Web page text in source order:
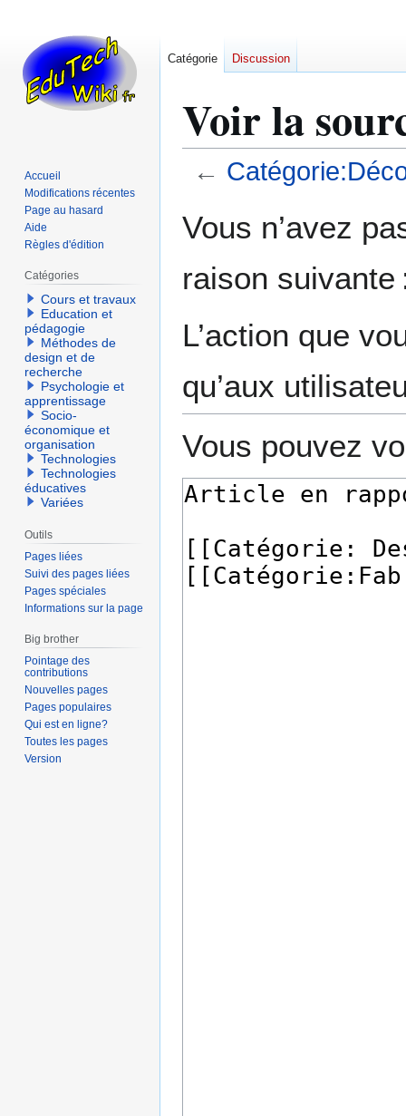
Voir la
←
à
navigation
à
recherche
Vous n’avez
raison suivante
L’action que
qu’aux
Vous pouvez
Catégorie Discussion
Accueil
Modifications récentes
Page au hasard
Aide
Règles d'édition
Catégories
Cours et travaux
Education et
pédagogie
Méthodes de
design et de
recherche
Psychologie et
apprentissage
Socio-
économique et
organisation
Technologies
Technologies
éducatives
Variées
Outils
Pages liées
Suivi des pages liées
Pages spéciales
Informations sur la page
Big brother
Pointage des
contributions
Nouvelles pages
Pages populaires
Qui est en ligne?
Toutes les pages
Version